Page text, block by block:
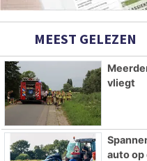
MEEST GELEZEN
vliegt
auto op